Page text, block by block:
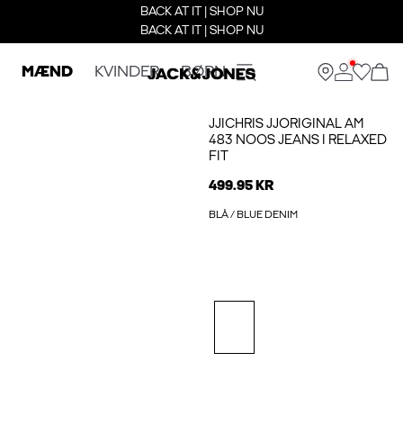
BACK AT IT | SHOP NU
BACK AT IT | SHOP NU
MÆND KVINDER BØRN
JJICHRIS JJORIGINAL AM
483 NOOS JEANS I RELAXED
FIT
499.95 KR
BLÅ / BLUE DENIM